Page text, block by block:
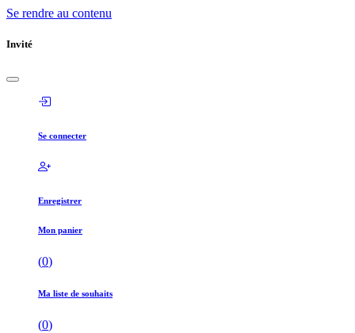
Se rendre au contenu
Invité
Se connecter
Enregistrer
Mon panier
(0)
Ma liste de souhaits
(0)